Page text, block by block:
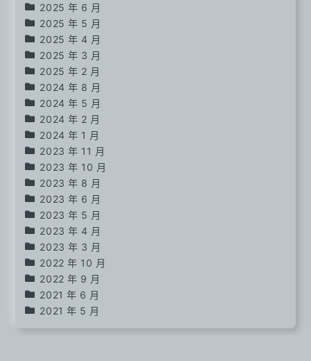
2025 年 6 月
2025 年 5 月
2025 年 4 月
2025 年 3 月
2025 年 2 月
2024 年 8 月
2024 年 5 月
2024 年 2 月
2024 年 1 月
2023 年 11 月
2023 年 10 月
2023 年 8 月
2023 年 6 月
2023 年 5 月
2023 年 4 月
2023 年 3 月
2022 年 10 月
2022 年 9 月
2021 年 6 月
2021 年 5 月